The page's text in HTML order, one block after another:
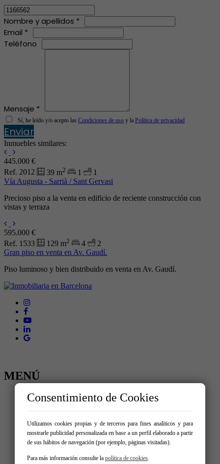
Nombre y apellidos *
Email *
Teléfono
Mensaje *
Sí, he leído y/o acepto las Condiciones de uso y la Política de privacidad
Enviar
Inmuebles similares:
445.000 €
Ref. 2012
39 m2 1
1
Vía Augusta - Sarrià / Sant Gervasi
Precioso piso a la venta en edificio de reciente construcción con
vistas y terraza
595.000 €
Ref. 1533
129 m2 4
2
Gran piso en venta en Av. Gaudí.
Piso luminoso y bien distribuido en venta en Av. Gaudí.
MENÚ
Inicio
Vende tu inmueble
Nosotros
Blog
Contacto
Consentimiento de Cookies
Utilizamos cookies propias y de terceros para fines analíticos y para
mostrarle publicidad personalizada en base a un perfil elaborado a partir
de sus hábitos de navegación (por ejemplo, páginas visitadas).
Para más información consulte la política de cookies.